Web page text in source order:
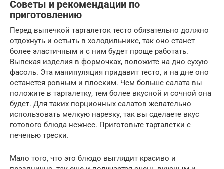
Советы и рекомендации по
приготовлению
Перед выпечкой тарталеток тесто обязательно должно
отдохнуть и остыть в холодильнике, так оно станет
более эластичным и с ним будет проще работать.
Выпекая изделия в формочках, положите на дно сухую
фасоль. Эта манипуляция придавит тесто, и на дне оно
останется ровным и плоским. Чем больше салата вы
положите в тарталетку, тем более вкусной и сочной она
будет. Для таких порционных салатов желательно
использовать мелкую нарезку, так вы сделаете вкус
готового блюда нежнее. Приготовьте тарталетки с
печенью трески.
Мало того, что это блюдо выглядит красиво и